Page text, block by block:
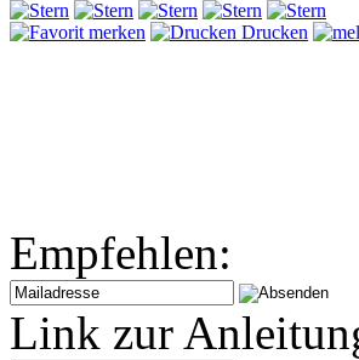
merken Drucken
Empfehlen:
Link zur